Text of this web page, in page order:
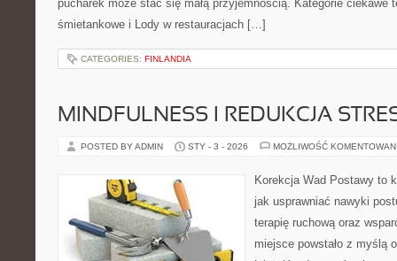
pucharek może stać się małą przyjemnością. Kategorie ciekawe
śmietankowe i Lody w restauracjach […]
CATEGORIES: FINLANDIA
MINDFULNESS I REDUKCJA
POSTED BY ADMIN STY - 3 - 2026 MOŻLIWOŚĆ
Korekcja Wad Postawy to
jak usprawniać nawyki
terapię ruchową oraz
miejsce powstało z myślą